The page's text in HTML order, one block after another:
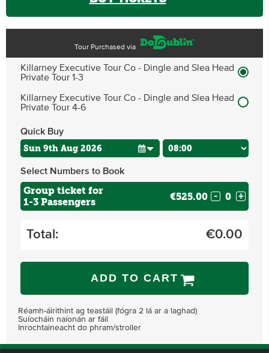
Tour Purchased via
Killarney Executive Tour Co - Dingle and Slea Head
Private Tour 1-3
Killarney Executive Tour Co - Dingle and Slea Head
Private Tour 4-6
Quick Buy
Select Numbers to Book
Group ticket for
1-3 Passengers
€525.00 - +
Total: €0.00
ADD TO CART
Réamh-áirithint ag teastáil (fógra 2 lá ar a laghad)
Suíocháin naíonán ar fáil
Inrochtaineacht do phram/stroller